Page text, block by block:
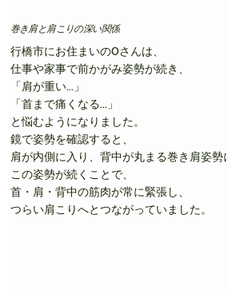
巻き肩と肩こりの深い関係
行橋市にお住まいのOさんは、
仕事や家事で前かがみ姿勢が続き、
「肩が重い…」
「首まで痛くなる…」
と悩むようになりました。
鏡で姿勢を確認すると、
肩が内側に入り、背中が丸まる巻き肩姿勢
この姿勢が続くことで、
首・肩・背中の筋肉が常に緊張し、
つらい肩こりへとつながっていました。